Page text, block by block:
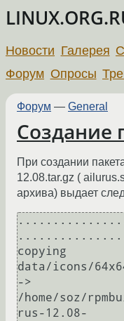
Новости Галерея
Форум Опросы
Форум — General
Создание
При создании
12.08.tar.gz (
архива) выдает
copying
data/icons/
->
/home/soz/
rus-12.08-